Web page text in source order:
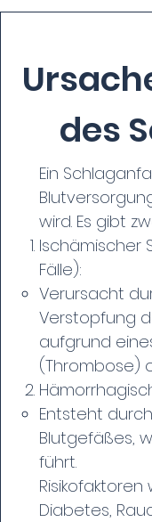
des
Ein
wird. Es gibt
Ischämischer
Fälle):
Verursacht
Verstopfung
aufgrund
(Thrombose)
Entsteht
Blutgefäßes,
führt.
Risikofaktoren
Diabetes,